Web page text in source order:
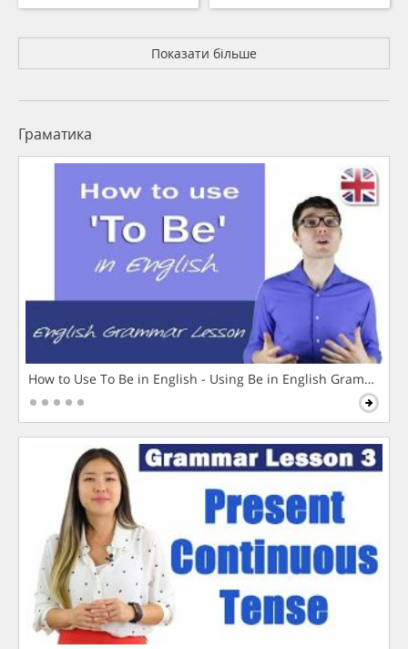
Показати більше
Граматика
How to Use To Be in English - Using Be in English Grammar